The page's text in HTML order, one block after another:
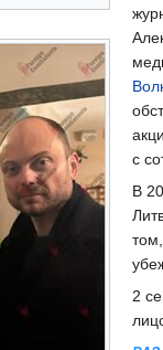
с
В
2